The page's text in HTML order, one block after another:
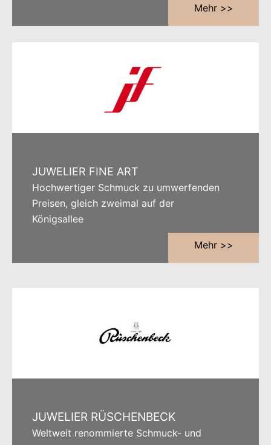
Mehr >>
JUWELIER FINE ART
Hochwertiger Schmuck zu umwerfenden
Preisen, gleich zweimal auf der
Königsallee
Mehr >>
JUWELIER RÜSCHENBECK
Weltweit renommierte Schmuck- und